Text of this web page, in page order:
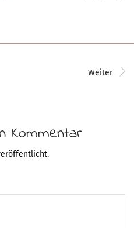
Weiter
Kommentar